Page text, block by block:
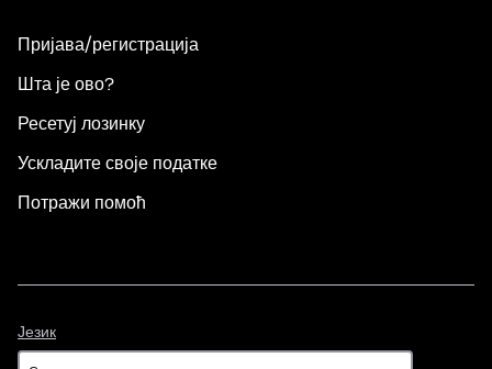
Пријава/регистрација
Шта је ово?
Ресетуј лозинку
Ускладите своје податке
Потражи помоћ
Језик